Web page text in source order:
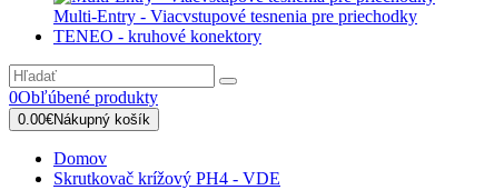
Multi-Entry - Viacvstupové tesnenia pre priechodky
TENEO - kruhové konektory
0Obľúbené produkty
0.00€Nákupný košík
Domov
Skrutkovač krížový PH4 - VDE